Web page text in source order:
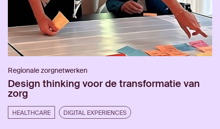
Regionale zorgnetwerken
Design thinking voor de transformatie van
zorg
HEALTHCARE DIGITAL EXPERIENCES